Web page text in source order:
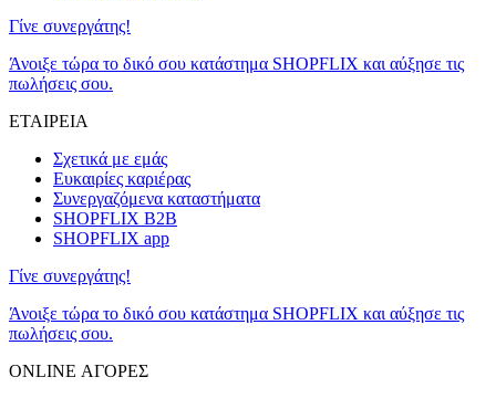
Γίνε συνεργάτης!
Άνοιξε τώρα το δικό σου κατάστημα SHOPFLIX και αύξησε τις
πωλήσεις σου.
ΕΤΑΙΡΕΙΑ
Σχετικά με εμάς
Ευκαιρίες καριέρας
Συνεργαζόμενα καταστήματα
SHOPFLIX B2B
SHOPFLIX app
Γίνε συνεργάτης!
Άνοιξε τώρα το δικό σου κατάστημα SHOPFLIX και αύξησε τις
πωλήσεις σου.
ONLINE ΑΓΟΡΕΣ